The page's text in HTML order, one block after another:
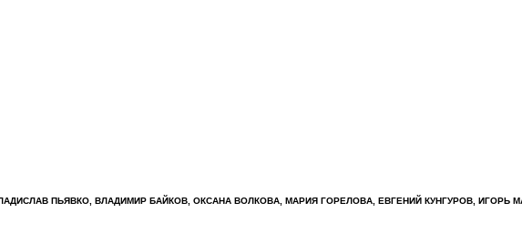
ПЬЯВКО, ВЛАДИМИР БАЙКОВ, ОКСАНА ВОЛКОВА, МАРИЯ ГОРЕЛОВА, ЕВГЕНИЙ КУНГУРОВ, ИГОРЬ